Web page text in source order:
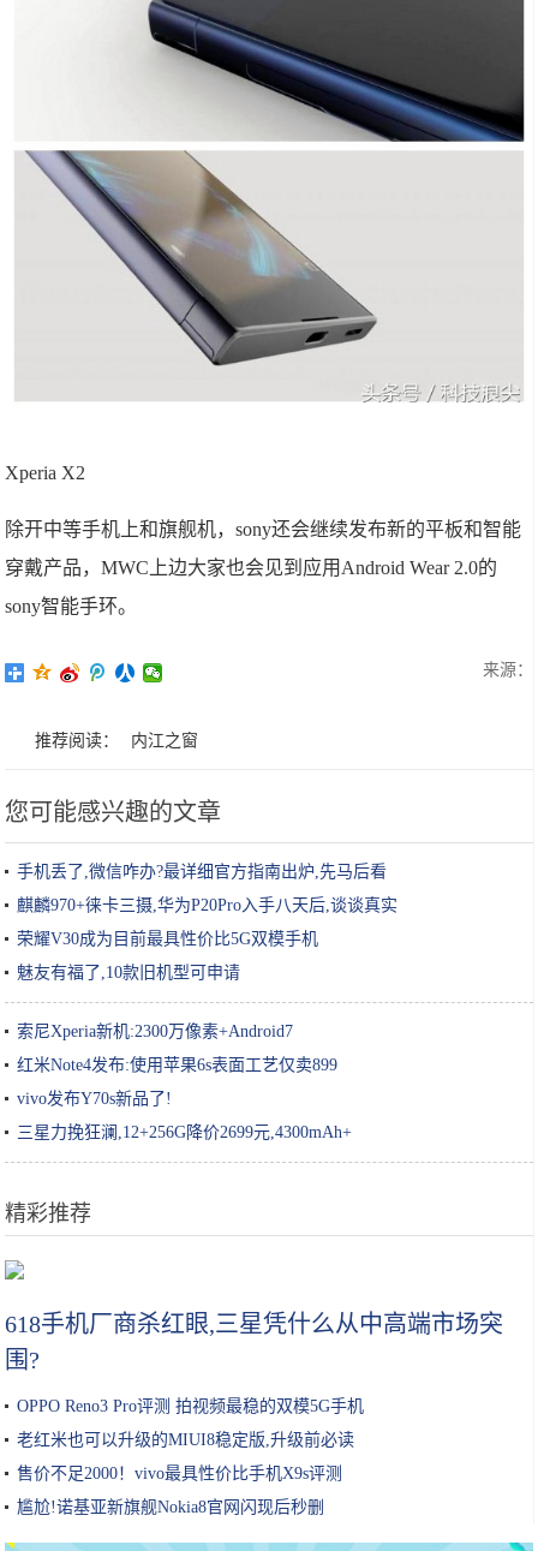
Xperia X2
除开中等手机上和旗舰机，sony还会继续发布新的平板和智能
穿戴产品，MWC上边大家也会见到应用Android Wear 2.0的
sony智能手环。
来源：
推荐阅读： 内江之窗
您可能感兴趣的文章
手机丢了,微信咋办?最详细官方指南出炉,先马后看
麒麟970+徕卡三摄,华为P20Pro入手八天后,谈谈真实
荣耀V30成为目前最具性价比5G双模手机
魅友有福了,10款旧机型可申请
索尼Xperia新机:2300万像素+Android7
红米Note4发布:使用苹果6s表面工艺仅卖899
vivo发布Y70s新品了!
三星力挽狂澜,12+256G降价2699元,4300mAh+
精彩推荐
618手机厂商杀红眼,三星凭什么从中高端市场突
围?
OPPO Reno3 Pro评测 拍视频最稳的双模5G手机
老红米也可以升级的MIUI8稳定版,升级前必读
售价不足2000！vivo最具性价比手机X9s评测
尴尬!诺基亚新旗舰Nokia8官网闪现后秒删